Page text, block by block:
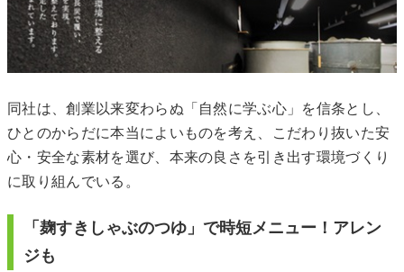
同社は、創業以来変わらぬ「自然に学ぶ心」を信条とし、
ひとのからだに本当によいものを考え、こだわり抜いた安
心・安全な素材を選び、本来の良さを引き出す環境づくり
に取り組んでいる。
「麹すきしゃぶのつゆ」で時短メニュー！アレン
ジも